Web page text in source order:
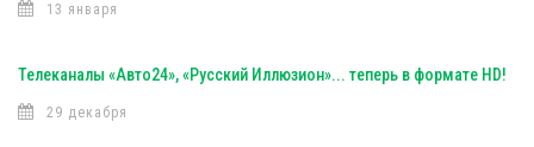
13 января
Телеканалы «Авто24», «Русский Иллюзион»... теперь в формате HD!
29 декабря